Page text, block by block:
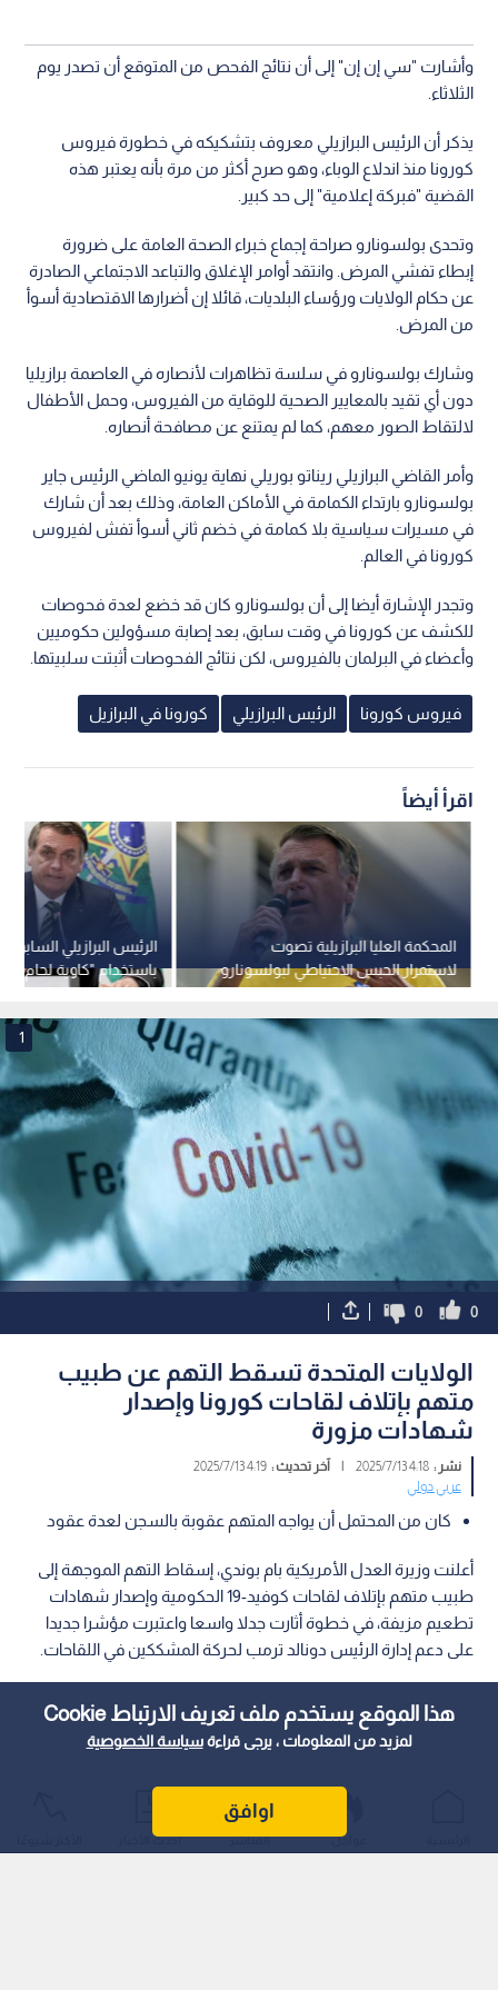
هذا الموقع يستخدم ملف تعريف الارتباط Cookie
لمزيد من المعلومات ، يرجى قراءةسياسة الخصوصية
اوافق
وأشارت "سي إن إن" إلى أن نتائج الفحص من المتوقع أن تصدر يوم
الثلاثاء.
يذكر أن الرئيس البرازيلي معروف بتشكيكه في خطورة فيروس
كورونا منذ اندلاع الوباء، وهو صرح أكثر من مرة بأنه يعتبر هذه
القضية "فبركة إعلامية" إلى حد كبير.
وتحدى بولسونارو صراحة إجماع خبراء الصحة العامة على ضرورة
إبطاء تفشي المرض. وانتقد أوامر الإغلاق والتباعد الاجتماعي الصادرة
عن حكام الولايات ورؤساء البلديات، قائلا إن أضرارها الاقتصادية أسوأ
من المرض.
وشارك بولسونارو في سلسة تظاهرات لأنصاره في العاصمة برازيليا
دون أي تقيد بالمعايير الصحية للوقاية من الفيروس، وحمل الأطفال
لالتقاط الصور معهم، كما لم يمتنع عن مصافحة أنصاره.
وأمر القاضي البرازيلي ريناتو بوريلي نهاية يونيو الماضي الرئيس جاير
بولسونارو بارتداء الكمامة في الأماكن العامة، وذلك بعد أن شارك
في مسيرات سياسية بلا كمامة في خضم ثاني أسوأ تفش لفيروس
كورونا في العالم.
وتجدر الإشارة أيضا إلى أن بولسونارو كان قد خضع لعدة فحوصات
للكشف عن كورونا في وقت سابق، بعد إصابة مسؤولين حكوميين
وأعضاء في البرلمان بالفيروس، لكن نتائج الفحوصات أثبتت سلبيتها.
فيروس كورونا الرئيس البرازيلي كورونا في البرازيل
اقرأ أيضاً
الرئيس البرازيلي السابق
باستخدام "كاوية لحام"
المراقبة بدافع "الارتياب"
المحكمة العليا البرازيلية تصوت
لاستمرار الحبس الاحتياطي لبولسونارو
1
0
0
الولايات المتحدة تسقط التهم عن طبيب
متهم بإتلاف لقاحات كورونا وإصدار
شهادات مزورة
نشر :4:18 2025/7/13
| آخر تحديث :4:19 2025/7/13
عربي دولي
كان من المحتمل أن يواجه المتهم عقوبة بالسجن لعدة عقود
أعلنت وزيرة العدل الأمريكية بام بوندي، إسقاط التهم الموجهة إلى
طبيب متهم بإتلاف لقاحات كوفيد-19 الحكومية وإصدار شهادات
تطعيم مزيفة، في خطوة أثارت جدلا واسعا واعتبرت مؤشرا جديدا
على دعم إدارة الرئيس دونالد ترمب لحركة المشككين في اللقاحات.
عواجل المباشر أحدث الأخبار